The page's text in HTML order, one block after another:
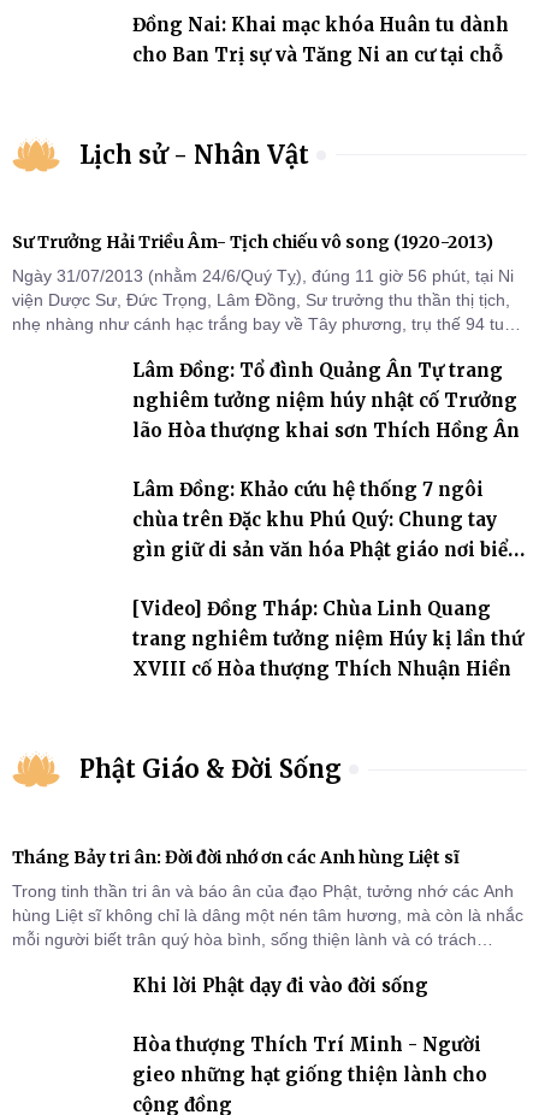
Đồng Nai: Khai mạc khóa Huân tu dành
cho Ban Trị sự và Tăng Ni an cư tại chỗ
Lịch sử - Nhân Vật
Sư Trưởng Hải Triều Âm- Tịch chiếu vô song (1920-2013)
Ngày 31/07/2013 (nhằm 24/6/Quý Tỵ), đúng 11 giờ 56 phút, tại Ni
viện Dược Sư, Đức Trọng, Lâm Đồng, Sư trưởng thu thần thị tịch,
nhẹ nhàng như cánh hạc trắng bay về Tây phương, trụ thế 94 tuổi
Lâm Đồng: Tổ đình Quảng Ân Tự trang
nghiêm tưởng niệm húy nhật cố Trưởng
lão Hòa thượng khai sơn Thích Hồng Ân
Lâm Đồng: Khảo cứu hệ thống 7 ngôi
chùa trên Đặc khu Phú Quý: Chung tay
gìn giữ di sản văn hóa Phật giáo nơi biển
[Video] Đồng Tháp: Chùa Linh Quang
trang nghiêm tưởng niệm Húy kị lần thứ
XVIII cố Hòa thượng Thích Nhuận Hiền
Phật Giáo & Đời Sống
Tháng Bảy tri ân: Đời đời nhớ ơn các Anh hùng Liệt sĩ
Trong tinh thần tri ân và báo ân của đạo Phật, tưởng nhớ các Anh
hùng Liệt sĩ không chỉ là dâng một nén tâm hương, mà còn là nhắc
mỗi người biết trân quý hòa bình, sống thiện lành và có trách
Khi lời Phật dạy đi vào đời sống
Hòa thượng Thích Trí Minh - Người
gieo những hạt giống thiện lành cho
cộng đồng